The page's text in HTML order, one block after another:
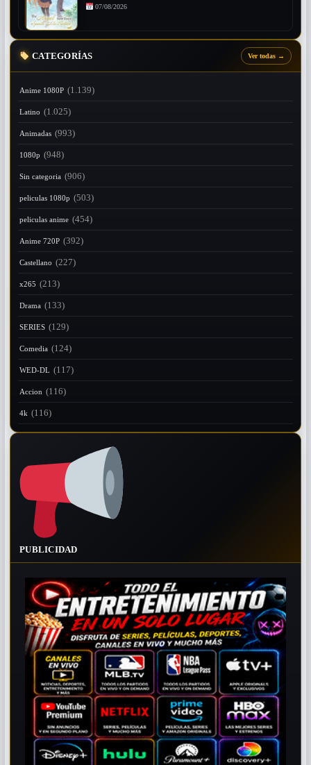
07/08/2026
CATEGORÍAS Ver todas →
Anime 1080P (1.139)
Latino (1.025)
Animadas (993)
1080p (948)
Sin categoria (906)
peliculas 1080p (503)
peliculas anime (454)
Anime 720P (392)
Castellano (227)
x265 (213)
Drama (133)
SERIES (129)
Comedia (124)
WED-DL (117)
Accion (116)
4k (116)
PUBLICIDAD